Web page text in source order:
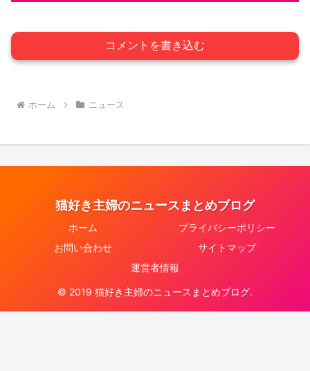
コメントを書き込む
ホーム ニュース
猫好き主婦のニュースまとめブログ
ホーム
プライバシーポリシー
お問い合わせ
サイトマップ
運営者情報
© 2019 猫好き主婦のニュースまとめブログ.